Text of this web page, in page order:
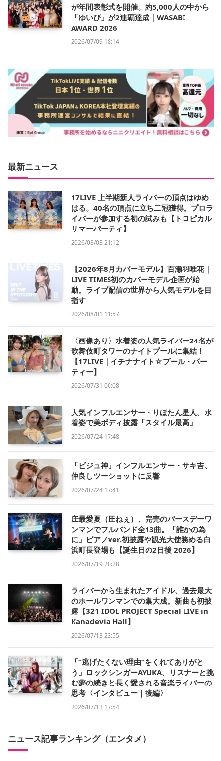
が年間表彰式を開催。約5,000人の中から
「ゆいぴ」が2連覇達成｜WASABI
AWARD 2026
2026/07/09 18:14
最新ニュース
17LIVE 上半期新人ライバーの頂点はゆめ
はる。40名の頂点に立ち二冠獲得。プロラ
イバーが参加する初の試みも【トロピカル
サマーパーティ】
2026/08/03 21:12
【2026年8月カバーモデル】百瀬羽唯花｜
LIVE TIMES初のカバーモデル企画が始
動。ライブ配信の世界から人気モデルを目
指す
2026/08/01 11:57
〈画像あり〉水着姿の人気ライバー24名が
歌舞伎町タワーのナイトプールに集結！
【17LIVE｜イチナナイト☆プール・パー
ティー】
2026/07/31 00:08
人気インフルエンサー・りほたん星人、水
着姿で美ボディ披露「スタイル最高」
2026/07/24 17:48
「ビジュ神」インフルエンサー・サキ吉、
仲良しツーショットに反響
2026/07/24 17:41
庄最愛夏（圧ねぇ）、完売のバースデーワ
ンマンでフルバンド全13曲。「誰かの為
に」ピアノver.初披露や観光大使務める白
浜町長登場も【誕生日の2日後 2026】
2026/07/19 20:28
ライバーから生まれたアイドル、過去最大
のホールワンマンでの集大成。新曲も初披
露【321 IDOL PROJECT Special LIVE in
Kanadevia Hall】
2026/07/13 23:55
「“逃げたくない理由”をくれてありがと
う」ロックシンガーAYUKA、リスナーと挑
む夢の続きと長く愛される音楽ライバーの
思考〈インタビュー｜後編〉
2026/07/13 17:54
ニュース記事ランキング（エンタメ）